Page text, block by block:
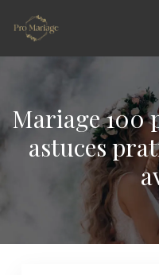
Mariage 100
astuces